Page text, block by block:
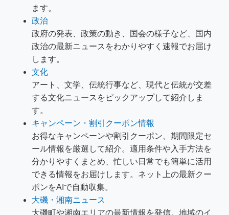
ます。
政治
政府の発表、政策の動き、国会の様子など、国内
政治の最新ニュースをわかりやすく速報でお届け
します。
文化
アート、文学、伝統行事など、現代と伝統が交差
する文化ニュースをピックアップして紹介しま
す。
キャンペーン・割引クーポン情報
お得なキャンペーンや割引クーポン、期間限定セ
ール情報を厳選して紹介。適用条件や入手方法を
分かりやすくまとめ、忙しい日常でも簡単に活用
できる情報をお届けします。ネット上の最新クー
ポンをAIで自動収集。
大磯・湘南ニュース
大磯町や湘南エリアの最新情報を発信。地域のイ